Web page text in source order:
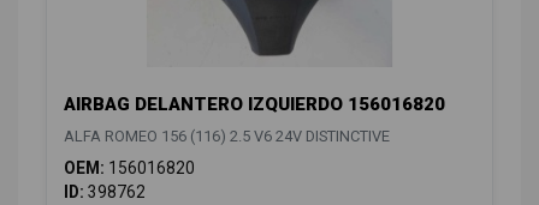
AIRBAG DELANTERO IZQUIERDO 156016820
ALFA ROMEO 156 (116) 2.5 V6 24V DISTINCTIVE
OEM: 156016820
ID: 398762